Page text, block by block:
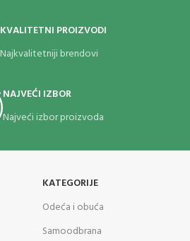
KVALITETNI PROIZVODI
Najkvalitetniji brendovi
NAJVEĆI IZBOR
Najveći izbor proizvoda
KATEGORIJE
Odeća i obuća
Samoodbrana